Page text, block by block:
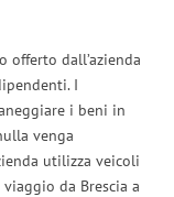
dall’azienda
I
i beni in
venga
utilizza veicoli
da Brescia a